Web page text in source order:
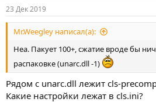
23 Дек 2019
Mr.Weegley написал(а):
Неа. Пакует 100+, сжатие вроде бы
распаковке (unarc.dll -1)
Рядом с unarc.dll лежит cls-
Какие настройки лежат в cls.ini?